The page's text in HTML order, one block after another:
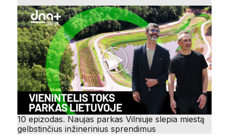
10 epizodas. Naujas parkas Vilniuje slepia miestą
gelbstinčius inžinerinius sprendimus